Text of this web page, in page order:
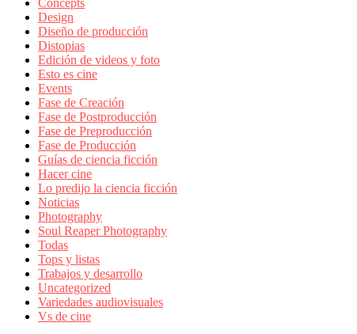
Concepts
Design
Diseño de producción
Distopias
Edición de videos y foto
Esto es cine
Events
Fase de Creación
Fase de Postproducción
Fase de Preproducción
Fase de Producción
Guías de ciencia ficción
Hacer cine
Lo predijo la ciencia ficción
Noticias
Photography
Soul Reaper Photography
Todas
Tops y listas
Trabajos y desarrollo
Uncategorized
Variedades audiovisuales
Vs de cine